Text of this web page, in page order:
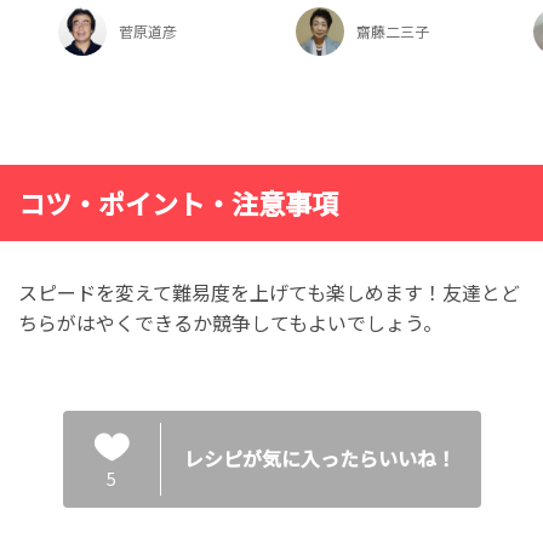
菅原道彦 齋藤二三子
コツ・ポイント・注意事項
スピードを変えて難易度を上げても楽しめます！友達とど
ちらがはやくできるか競争してもよいでしょう。
5
レシピが気に入ったらいいね！